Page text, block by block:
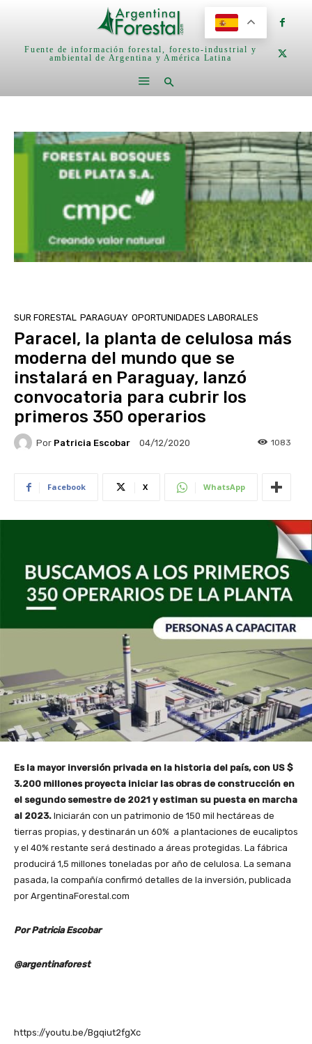
Fuente de información forestal, foresto-industrial y
ambiental de Argentina y América Latina
SUR FORESTAL PARAGUAY OPORTUNIDADES LABORALES
Paracel, la planta de celulosa más
moderna del mundo que se
instalará en Paraguay, lanzó
convocatoria para cubrir los
primeros 350 operarios
Por Patricia Escobar 04/12/2020 1083
Facebook X WhatsApp
Es la mayor inversión privada en la historia del país, con US $
3.200 millones proyecta iniciar las obras de construcción en
el segundo semestre de 2021 y estiman su puesta en marcha
al 2023. Iniciarán con un patrimonio de 150 mil hectáreas de
tierras propias, y destinarán un 60% a plantaciones de eucaliptos
y el 40% restante será destinado a áreas protegidas. La fábrica
producirá 1,5 millones toneladas por año de celulosa. La semana
pasada, la compañía confirmó detalles de la inversión, publicada
por ArgentinaForestal.com
Por Patricia Escobar
@argentinaforest
https://youtu.be/Bgqiut2fgXc